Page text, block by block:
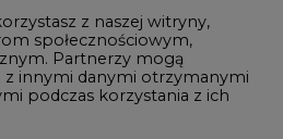
z naszej witryny,
społecznościowym,
Partnerzy mogą
z innymi danymi otrzymanymi
podczas korzystania z ich